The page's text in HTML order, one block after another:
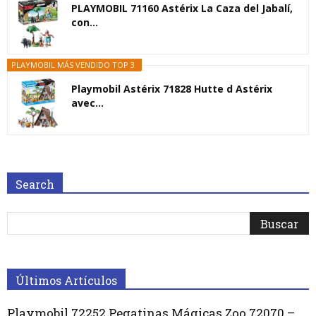
PLAYMOBIL 71160 Astérix La Caza del Jabalí,
con...
PLAYMOBIL MÁS VENDIDO TOP 3
Playmobil Astérix 71828 Hutte d Astérix
avec...
Search
Últimos Artículos